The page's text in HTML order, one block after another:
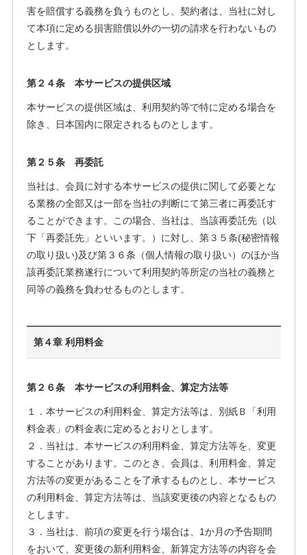
害を賠償する義務を負うものとし、契約者は、当社に対し
て本項に定める損害賠償以外の一切の請求を行わないもの
とします。
第２４条 本サービスの提供区域
本サービスの提供区域は、利用契約等で特に定める場合を
除き、日本国内に限定されるものとします。
第２５条 再委託
当社は、会員に対する本サービスの提供に関して必要とな
る業務の全部又は一部を当社の判断にて第三者に再委託す
ることができます。この場合、当社は、当該再委託先（以
下「再委託先」といいます。）に対し、第３５条(秘密情報
の取り扱い)及び第３６条（個人情報の取り扱い）のほか当
該再委託業務遂行について利用契約等所定の当社の義務と
同等の義務を負わせるものとします。
第４章 利用料金
第２６条 本サービスの利用料金、算定方法等
１．本サービスの利用料金、算定方法等は、別紙Ｂ「利用
料金表」の料金表に定めるとおりとします。
２．当社は、本サービスの利用料金、算定方法等を、変更
することがあります。このとき、会員は、利用料金、算定
方法等の変更があることを了承するものとし、本サービス
の利用料金、算定方法等は、当該変更後の内容となるもの
とします。
３．当社は、前項の変更を行う場合は、1か月の予告期間
をおいて、変更後の新利用料金、新算定方法等の内容を会